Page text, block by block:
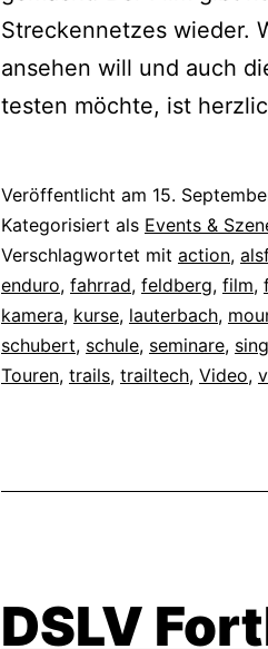
Streckennetzes wieder.
ansehen will und auch
testen möchte, ist
Veröffentlicht am 15.
Kategorisiert als Events &
Verschlagwortet mit action,
enduro, fahrrad, feldberg, film,
kamera, kurse, lauterbach,
schubert, schule, seminare,
Touren, trails, trailtech, Video,
DSLV